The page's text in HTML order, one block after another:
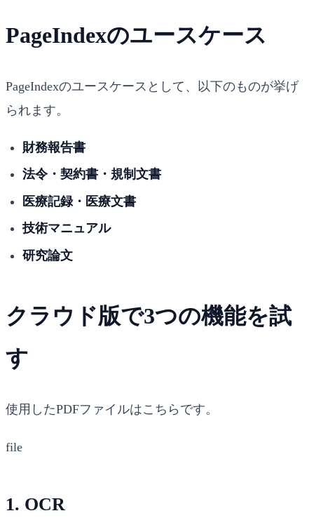
PageIndexのユースケース
PageIndexのユースケースとして、以下のものが挙げ
られます。
財務報告書
法令・契約書・規制文書
医療記録・医療文書
技術マニュアル
研究論文
クラウド版で3つの機能を試
す
使用したPDFファイルはこちら です。
file
1. OCR